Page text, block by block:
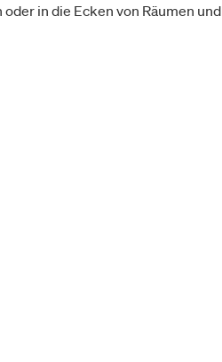
in die Ecken von Räumen und